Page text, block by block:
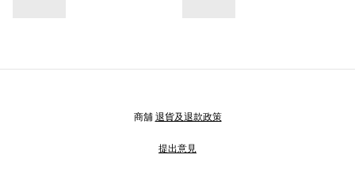
商舖 退貨及退款政策
提出意見